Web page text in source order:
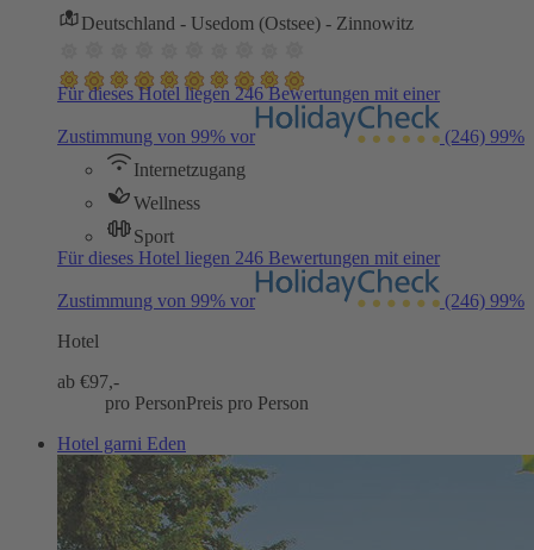
Deutschland - Usedom (Ostsee) - Zinnowitz
Für dieses Hotel liegen 246 Bewertungen mit einer
Zustimmung von 99% vor (246) 99%
Internetzugang
Wellness
Sport
Für dieses Hotel liegen 246 Bewertungen mit einer
Zustimmung von 99% vor (246) 99%
Hotel
ab €97,-
pro PersonPreis pro Person
Hotel garni Eden